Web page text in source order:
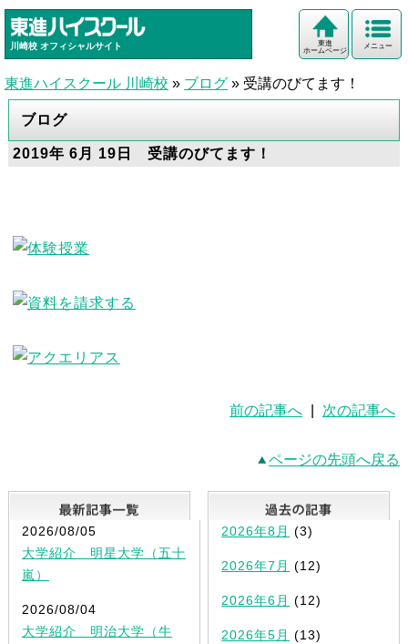
川崎校 オフィシャルサイト メニュー
東進
ホームページ
東進ハイスクール 川崎校 » ブログ » 受講のびてます！
ブログ
2019年 6月 19日 受講のびてます！
前の記事へ 次の記事へ
ページの先頭へ戻る
最新記事一覧
2026/08/05
大学紹介 明星大学（五十
嵐）
2026/08/04
大学紹介 明治大学（牛
2026年8月 (3)
2026年7月 (12)
2026年6月 (12)
2026年5月 (13)